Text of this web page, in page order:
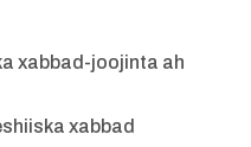
xabbad-joojinta ah
xabbad